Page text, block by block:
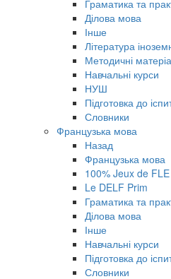
Граматика та
Ділова мова
Інше
Література
Методичні
Навчальні курси
НУШ
Підготовка до
Словники
Французька мова
Назад
Французька мова
100% Jeux de FLE
Le DELF Prim
Граматика та
Ділова мова
Інше
Навчальні курси
Підготовка до
Словники